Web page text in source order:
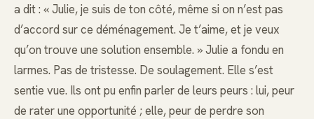
a dit : « Julie, je suis de ton côté, même si on n’est pas
d’accord sur ce déménagement. Je t’aime, et je veux
qu’on trouve une solution ensemble. » Julie a fondu en
larmes. Pas de tristesse. De soulagement. Elle s’est
sentie vue. Ils ont pu enfin parler de leurs peurs : lui, peur
de rater une opportunité ; elle, peur de perdre son